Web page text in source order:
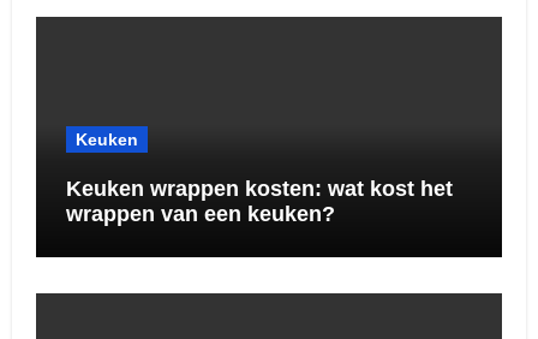
Keuken
Keuken wrappen kosten: wat kost het
wrappen van een keuken?